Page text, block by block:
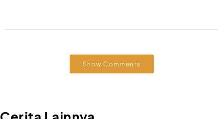
Show Comments